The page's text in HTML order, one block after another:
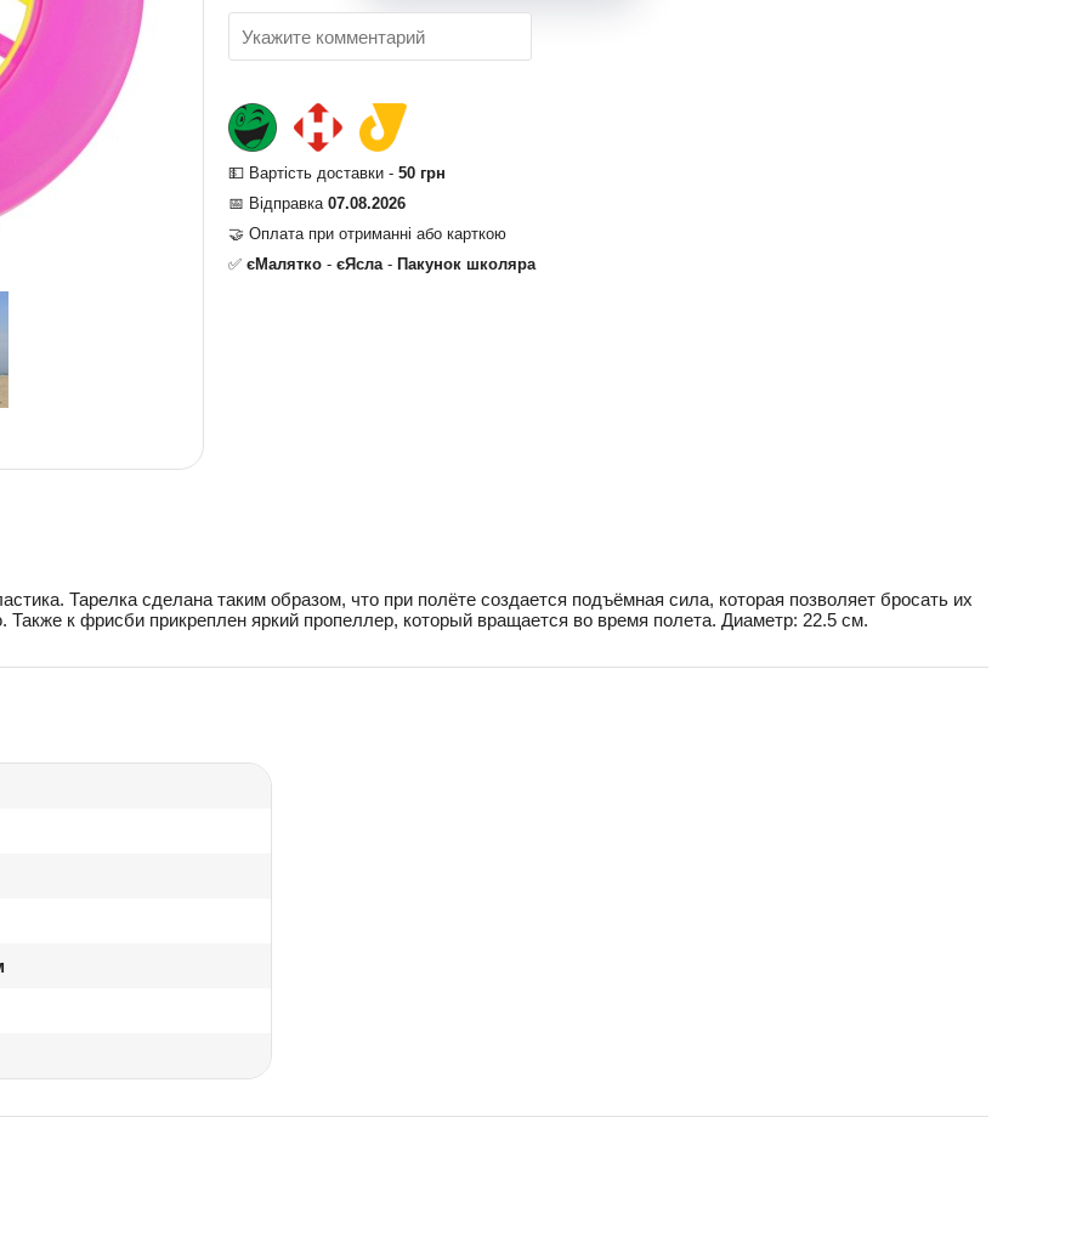
💵 Вартість доставки - 50 грн
📅 Відправка 07.08.2026
🤝 Оплата при отриманні або карткою
✅ єМалятко - єЯсла- Пакунок школяра
Тарелка сделана таким образом, что при полёте создается подъёмная сила, которая позволяет бросать их
к фрисби прикреплен яркий пропеллер, который вращается во время полета. Диаметр: 22.5 см.